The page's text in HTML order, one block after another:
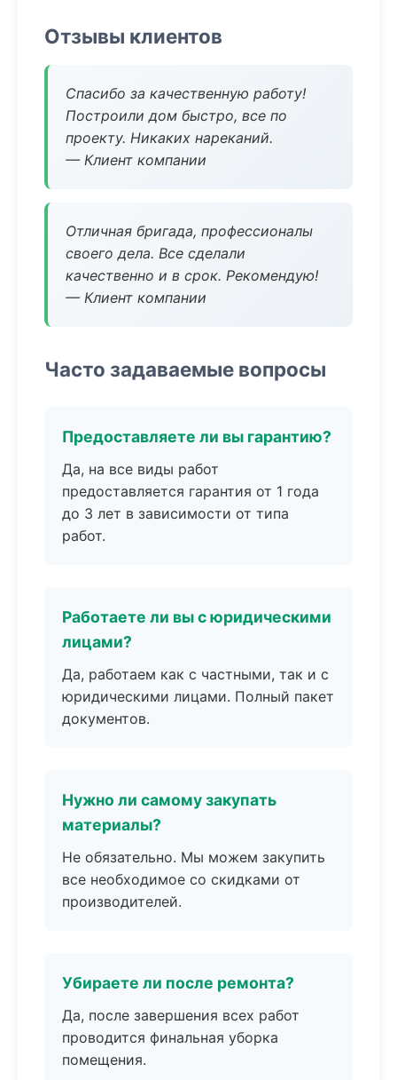
Отзывы клиентов
Спасибо за качественную работу!
Построили дом быстро, все по
проекту. Никаких нареканий.
— Клиент компании
Отличная бригада, профессионалы
своего дела. Все сделали
качественно и в срок. Рекомендую!
— Клиент компании
Часто задаваемые вопросы
Предоставляете ли вы гарантию?
Да, на все виды работ
предоставляется гарантия от 1 года
до 3 лет в зависимости от типа
работ.
Работаете ли вы с юридическими
лицами?
Да, работаем как с частными, так и с
юридическими лицами. Полный пакет
документов.
Нужно ли самому закупать
материалы?
Не обязательно. Мы можем закупить
все необходимое со скидками от
производителей.
Убираете ли после ремонта?
Да, после завершения всех работ
проводится финальная уборка
помещения.